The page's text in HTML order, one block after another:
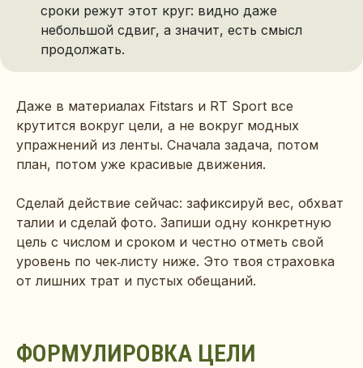
сроки режут этот круг: видно даже
небольшой сдвиг, а значит, есть смысл
продолжать.
Даже в материалах Fitstars и RT Sport все
крутится вокруг цели, а не вокруг модных
упражнений из ленты. Сначала задача, потом
план, потом уже красивые движения.
Сделай действие сейчас: зафиксируй вес, обхват
талии и сделай фото. Запиши одну конкретную
цель с числом и сроком и честно отметь свой
уровень по чек‑листу ниже. Это твоя страховка
от лишних трат и пустых обещаний.
ФОРМУЛИРОВКА ЦЕЛИ